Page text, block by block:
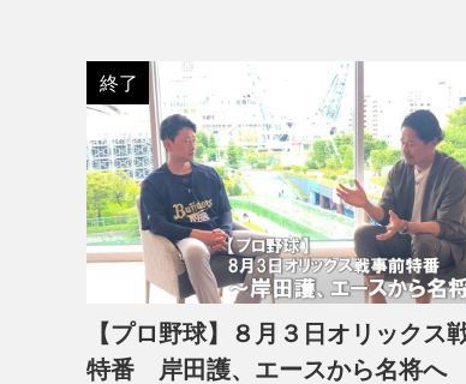
終了
【プロ野球】８月３日オリックス
特番 岸田護、エースから名将へ